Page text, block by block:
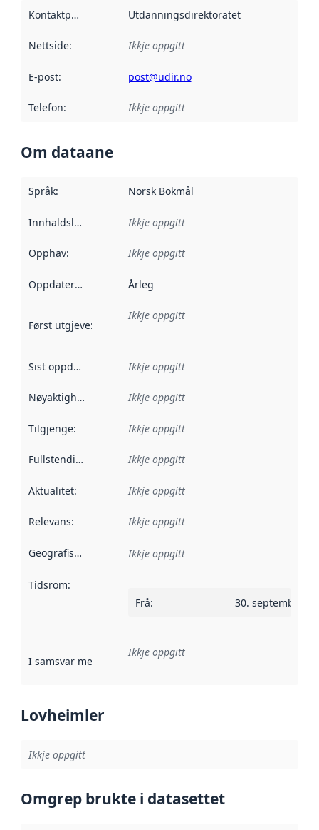
Kontaktpunkt Utdanningsdirektoratet
Nettside: Ikkje oppgitt
E-post: post@udir.no
Telefon: Ikkje oppgitt
Om dataane
Språk: Norsk Bokmål
Innhaldsleverandørar :
Ikkje oppgitt
Opphav: Ikkje oppgitt
Oppdateringsfrekvens :
Årleg
Først utgjeve: Denne datoen seier når dataa i dette
Ikkje oppgitt
Sist oppdatert Ikkje oppgitt
Nøyaktigheit Ikkje oppgitt
Tilgjenge: Ikkje oppgitt
Fullstendigheit Ikkje oppgitt
Aktualitet: Ikkje oppgitt
Relevans: Ikkje oppgitt
Geografisk område Ikkje oppgitt
Tidsrom:
Frå: 30. september
I samsvar med Referanse til ei implementeringsregel eller
Ikkje oppgitt
Lovheimler
Ikkje oppgitt
Omgrep brukte i datasettet